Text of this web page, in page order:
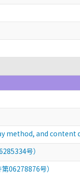
and content
号）
06278876号）